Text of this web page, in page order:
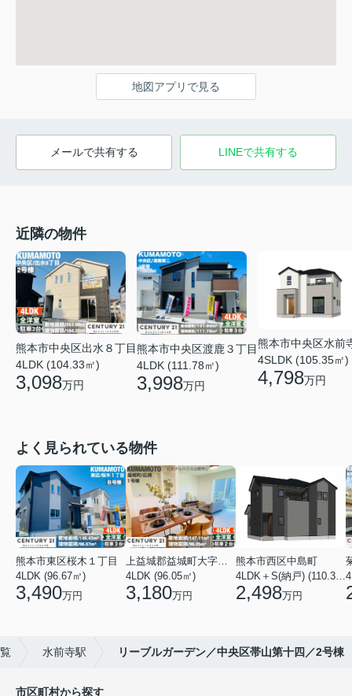
地図アプリで見る
メールで共有する LINEで共有する
近隣の物件
熊本市中央区出水８丁目
4LDK (104.33㎡)
3,098万円
熊本市中央区渡鹿３丁目
4LDK (111.78㎡)
3,998万円
熊本市中央区水前
4SLDK (105.35㎡)
4,798万円
よく見られている物件
熊本市東区桜木１丁目
4LDK (96.67㎡)
3,490万円
4LDK (96.05㎡)
3,180万円
熊本市西区中島町
2,498万円
水前寺駅 リーブルガーデン／中央区帯山第十四／2号棟
市区町村から探す